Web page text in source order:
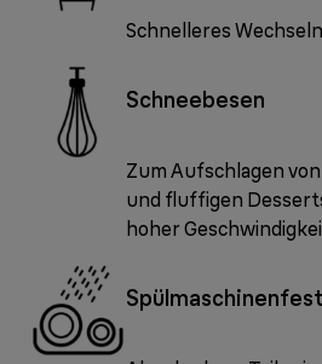
Schnelleres
Schneebesen
Zum Aufschlagen
und fluffigen
hoher
Spülmaschinenfest